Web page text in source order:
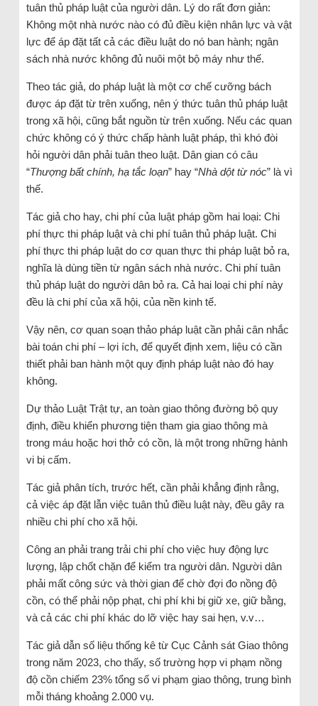
tuân thủ pháp luật của người dân. Lý do rất đơn giản:
Không một nhà nước nào có đủ điều kiện nhân lực và vật
lực để áp đặt tất cả các điều luật do nó ban hành; ngân
sách nhà nước không đủ nuôi một bộ máy như thế.
Theo tác giả, do pháp luật là một cơ chế cưỡng bách
được áp đặt từ trên xuống, nên ý thức tuân thủ pháp luật
trong xã hội, cũng bắt nguồn từ trên xuống. Nếu các quan
chức không có ý thức chấp hành luật pháp, thì khó đòi
hỏi người dân phải tuân theo luật. Dân gian có câu
“Thượng bất chính, hạ tắc loạn” hay “Nhà dột từ nóc” là vì
thế.
Tác giả cho hay, chi phí của luật pháp gồm hai loại: Chi
phí thực thi pháp luật và chi phí tuân thủ pháp luật. Chi
phí thực thi pháp luật do cơ quan thực thi pháp luật bỏ ra,
nghĩa là dùng tiền từ ngân sách nhà nước. Chi phí tuân
thủ pháp luật do người dân bỏ ra. Cả hai loại chi phí này
đều là chi phí của xã hội, của nền kinh tế.
Vậy nên, cơ quan soạn thảo pháp luật cần phải cân nhắc
bài toán chi phí – lợi ích, để quyết định xem, liệu có cần
thiết phải ban hành một quy định pháp luật nào đó hay
không.
Dự thảo Luật Trật tự, an toàn giao thông đường bộ quy
định, điều khiển phương tiện tham gia giao thông mà
trong máu hoặc hơi thở có cồn, là một trong những hành
vi bị cấm.
Tác giả phân tích, trước hết, cần phải khẳng định rằng,
cả việc áp đặt lẫn việc tuân thủ điều luật này, đều gây ra
nhiều chi phí cho xã hội.
Công an phải trang trải chi phí cho việc huy động lực
lượng, lập chốt chặn để kiểm tra người dân. Người dân
phải mất công sức và thời gian để chờ đợi đo nồng độ
cồn, có thể phải nộp phạt, chi phí khi bị giữ xe, giữ bằng,
và cả các chi phí khác do lỡ việc hay sai hẹn, v.v…
Tác giả dẫn số liệu thống kê từ Cục Cảnh sát Giao thông
trong năm 2023, cho thấy, số trường hợp vi phạm nồng
độ cồn chiếm 23% tổng số vi phạm giao thông, trung bình
mỗi tháng khoảng 2.000 vụ.